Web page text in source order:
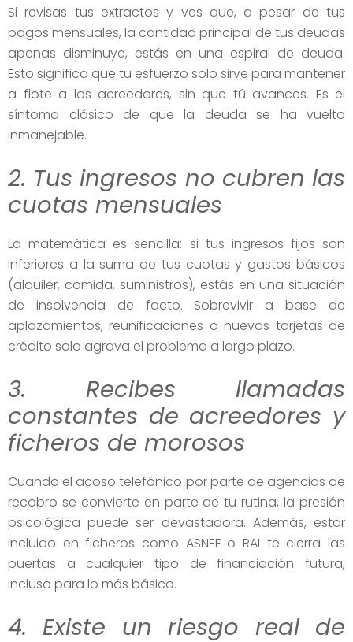
Si revisas tus extractos y ves que, a pesar de tus
pagos mensuales, la cantidad principal de tus deudas
apenas disminuye, estás en una espiral de deuda.
Esto significa que tu esfuerzo solo sirve para mantener
a flote a los acreedores, sin que tú avances. Es el
síntoma clásico de que la deuda se ha vuelto
inmanejable.
2. Tus ingresos no cubren las
cuotas mensuales
La matemática es sencilla: si tus ingresos fijos son
inferiores a la suma de tus cuotas y gastos básicos
(alquiler, comida, suministros), estás en una situación
de insolvencia de facto. Sobrevivir a base de
aplazamientos, reunificaciones o nuevas tarjetas de
crédito solo agrava el problema a largo plazo.
3. Recibes llamadas
constantes de acreedores y
ficheros de morosos
Cuando el acoso telefónico por parte de agencias de
recobro se convierte en parte de tu rutina, la presión
psicológica puede ser devastadora. Además, estar
incluido en ficheros como ASNEF o RAI te cierra las
puertas a cualquier tipo de financiación futura,
incluso para lo más básico.
4. Existe un riesgo real de